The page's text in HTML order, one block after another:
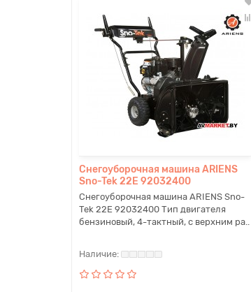
Снегоуборочная машина ARIENS
Sno-Tek 22E 92032400
Снегоуборочная машина ARIENS Sno-
Tek 22E 92032400 Тип двигателя
бензиновый, 4-тактный, с верхним ра..